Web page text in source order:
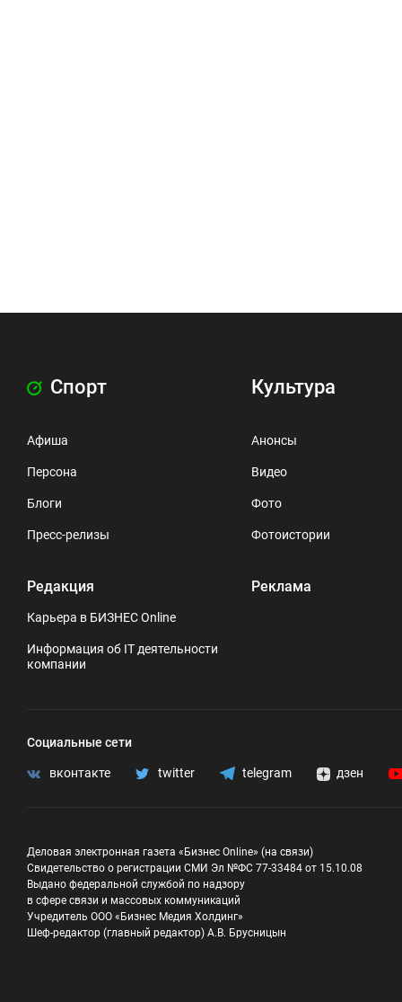
Спорт
Афиша
Персона
Блоги
Пресс-релизы
Редакция
Карьера в БИЗНЕС Online
Информация об IT деятельности
компании
Культура
Анонсы
Видео
Фото
Фотоистории
Реклама
Социальные сети
вконтакте twitter telegram дзен
Деловая электронная газета «Бизнес Online» (на связи)
Свидетельство о регистрации СМИ Эл №ФС 77-33484 от 15.10.08
Выдано федеральной службой по надзору
в сфере связи и массовых коммуникаций
Учредитель ООО «Бизнес Медия Холдинг»
Шеф-редактор (главный редактор) А.В. Брусницын